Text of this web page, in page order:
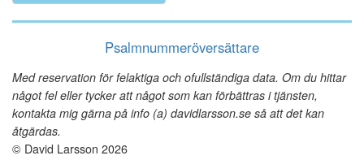
Psalmnummeröversättare
Med reservation för felaktiga och ofullständiga data. Om du hittar
något fel eller tycker att något som kan förbättras i tjänsten,
kontakta mig gärna på info (a) davidlarsson.se så att det kan
åtgärdas.
© David Larsson 2026